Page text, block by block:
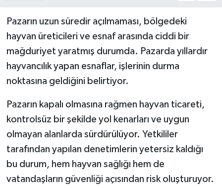
Pazarın uzun süredir açılmaması, bölgedeki
hayvan üreticileri ve esnaf arasında ciddi bir
mağduriyet yaratmış durumda. Pazarda yıllardır
hayvancılık yapan esnaflar, işlerinin durma
noktasına geldiğini belirtiyor.
Pazarın kapalı olmasına rağmen hayvan ticareti,
kontrolsüz bir şekilde yol kenarları ve uygun
olmayan alanlarda sürdürülüyor. Yetkililer
tarafından yapılan denetimlerin yetersiz kaldığı
bu durum, hem hayvan sağlığı hem de
vatandaşların güvenliği açısından risk oluşturuyor.
Sağlık
Sağlık & Yaşam
Siyaset
Spor
Yaşam